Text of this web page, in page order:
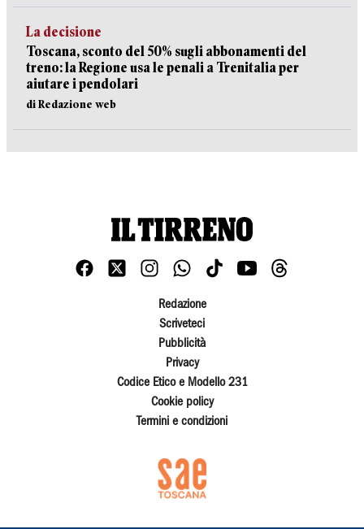
La decisione
Toscana, sconto del 50% sugli abbonamenti del
treno: la Regione usa le penali a Trenitalia per
aiutare i pendolari
di Redazione web
Redazione
Scriveteci
Pubblicità
Privacy
Codice Etico e Modello 231
Cookie policy
Termini e condizioni